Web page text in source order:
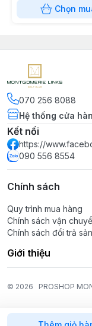
Chọn
070 256 8088
Hệ thống cửa
Kết nối
https://
090 556 8554
Chính sách
Quy trình mua hàng
Chính sách vận
Chính sách đổi trả
Giới thiệu
© 2026 PROSHOP